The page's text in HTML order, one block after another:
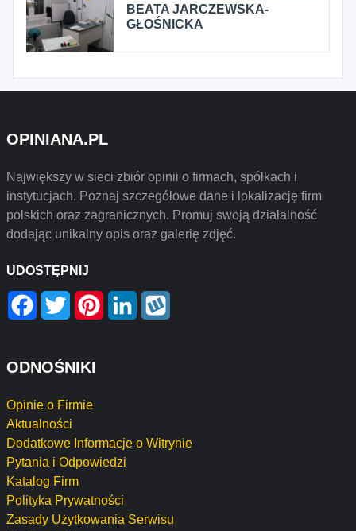
BEATA JARCZEWSKA-
GŁOŚNICKA
OPINIANA.PL
Największy w sieci zbiór opinii o firmach, spółkach i
instytucjach. Poznaj szczegółowe dane i lokalizację firm
polskich oraz zagranicznych. Promuj swoją działalność
dodając unikalny opis oraz galerię zdjęć.
UDOSTĘPNIJ
Facebook
Twitter PinterestLinkedIn
ODNOŚNIKI
Opinie o Firmie
Aktualności
Dodatkowe Informacje o Witrynie
Pytania i Odpowiedzi
Katalog Firm
Polityka Prywatności
Zasady Użytkowania Serwisu